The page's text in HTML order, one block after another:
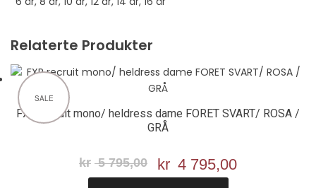
Relaterte Produkter
SALE
FXR recruit mono/ heldress dame FORET SVART/ ROSA /
GRÅ
kr 5 795,00
Opprinnelig
pris
kr 4 795,00Nåværende